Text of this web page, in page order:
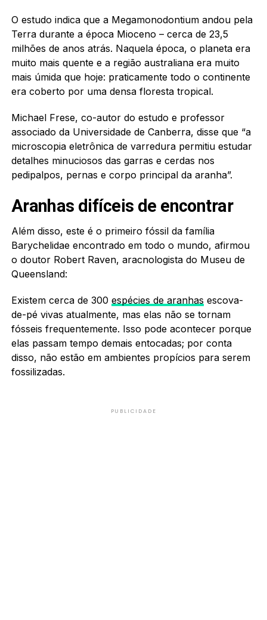
O estudo indica que a Megamonodontium andou pela
Terra durante a época Mioceno – cerca de 23,5
milhões de anos atrás. Naquela época, o planeta era
muito mais quente e a região australiana era muito
mais úmida que hoje: praticamente todo o continente
era coberto por uma densa floresta tropical.
Michael Frese, co-autor do estudo e professor
associado da Universidade de Canberra, disse que “a
microscopia eletrônica de varredura permitiu estudar
detalhes minuciosos das garras e cerdas nos
pedipalpos, pernas e corpo principal da aranha”.
Aranhas difíceis de encontrar
Além disso, este é o primeiro fóssil da família
Barychelidae encontrado em todo o mundo, afirmou
o doutor Robert Raven, aracnologista do Museu de
Queensland:
Existem cerca de 300 espécies de aranhas escova-
de-pé vivas atualmente, mas elas não se tornam
fósseis frequentemente. Isso pode acontecer porque
elas passam tempo demais entocadas; por conta
disso, não estão em ambientes propícios para serem
fossilizadas.
PUBLICIDADE